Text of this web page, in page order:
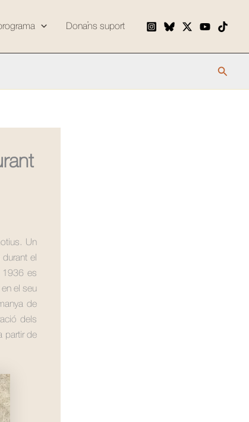
Dona’ns suport
Cerca
Un
el
1936 es
el seu
de
dels
partir de